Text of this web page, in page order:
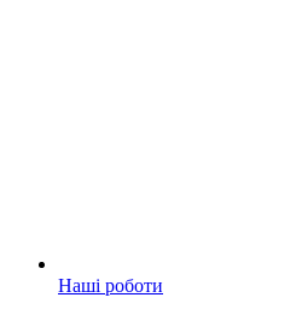
Наші роботи